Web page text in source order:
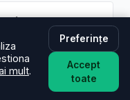
Frecvente
comenzi
checkout poți
livrare flori
mult.
Preferințe
Accept
toate